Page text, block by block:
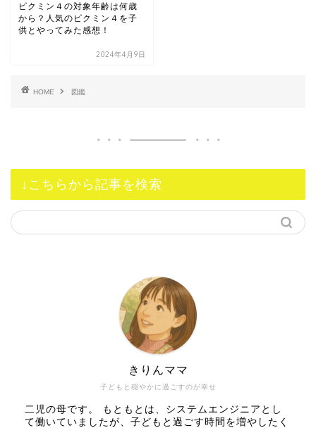
ピクミン４の対象年齢は何歳
から？人気のピクミン４を子
供とやってみた感想！
2024年4月9日
HOME 図鑑
↓こちらから記事を検索
子どもと穏やかに過ごすのが幸せ
きりんママ
二児の母です。 もともとは、システムエンジニアとし
て働いていましたが、子どもと過ごす時間を増やしたく